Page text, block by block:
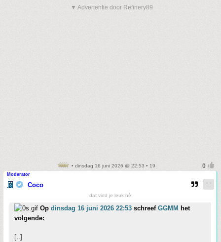
▼ Advertentie door Refinery89
• dinsdag 16 juni 2026 @ 22:53 • 19
Moderator
Coco
dat vind je leuk hè
Op dinsdag 16 juni 2026 22:53 schreef GGMM het
volgende:
[..]